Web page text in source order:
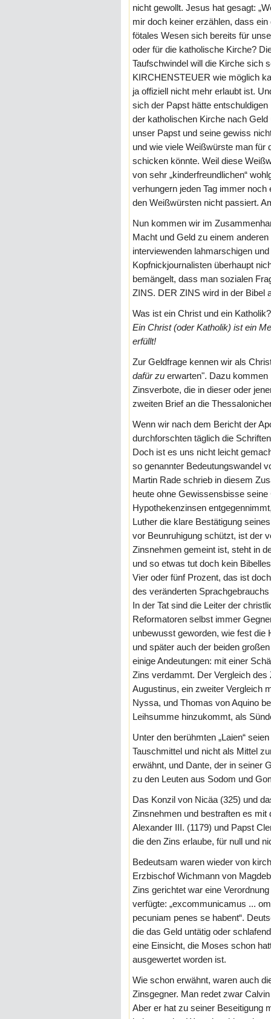
nicht gewollt. Jesus hat gesagt:
mir doch keiner erzählen, dass
fötales Wesen sich bereits für
oder für die katholische Kirche?
Taufschwindel will die Kirche sich
KIRCHENSTEUER wie möglich
ja offiziell nicht mehr erlaubt ist.
sich der Papst hätte
der katholischen Kirche nach
unser Papst und seine gewiss
und wie viele Weißwürste man für
schicken könnte. Weil diese
von sehr „kinderfreundlichen“
verhungern jeden Tag immer
den Weißwürsten nicht passiert.
Nun kommen wir im
Macht und Geld zu einem
interviewenden lahmarschigen
Kopfnickjournalisten überhaupt
bemängelt, dass man sozialen
ZINS. DER ZINS wird in der Bibel
Was ist ein Christ und ein Katholik?
Ein Christ (oder Katholik) ist ein
erfüllt!
Zur Geldfrage kennen wir als
dafür zu erwarten". Dazu
Zinsverbote, die in dieser oder
zweiten Brief an die
Wenn wir nach dem Bericht der
durchforschten täglich die
Doch ist es uns nicht leicht
so genannter Bedeutungswandel
Martin Rade schrieb in diesem
heute ohne Gewissensbisse
Hypothekenzinsen
Luther die klare Bestätigung
vor Beunruhigung schützt, ist der
Zinsnehmen gemeint ist, steht in
und so etwas tut doch kein
Vier oder fünf Prozent, das ist
des veränderten
In der Tat sind die Leiter der
Reformatoren selbst immer
unbewusst geworden, wie fest die
und später auch der beiden
einige Andeutungen: mit einer
Zins verdammt. Der Vergleich
Augustinus, ein zweiter Vergleich
Nyssa, und Thomas von Aquino
Leihsumme hinzukommt, als
Unter den berühmten „Laien“
Tauschmittel und nicht als Mittel
erwähnt, und Dante, der in seiner
zu den Leuten aus Sodom und
Das Konzil von Nicäa (325) und
Zinsnehmen und bestraften es
Alexander III. (1179) und Papst
die den Zins erlaube, für null und
Bedeutsam waren wieder von
Erzbischof Wichmann von
Zins gerichtet war eine
verfügte: „excommunicamus ...
pecuniam penes se habent“.
die das Geld untätig oder
eine Einsicht, die Moses schon
ausgewertet worden ist.
Wie schon erwähnt, waren auch
Zinsgegner. Man redet zwar
Aber er hat zu seiner Beseitigung